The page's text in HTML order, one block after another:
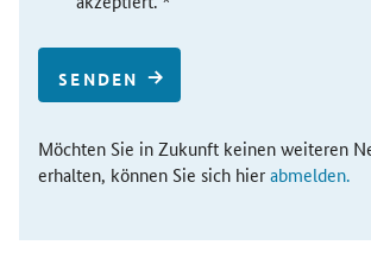
SENDEN
Möchten Sie in Zukunft keinen weiteren
erhalten, können Sie sich hierabmelden.